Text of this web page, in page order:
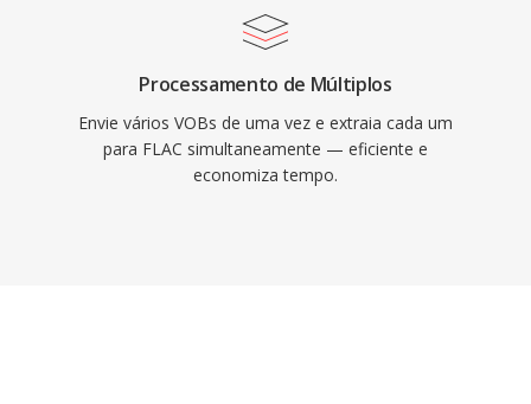
Processamento de Múltiplos
Envie vários VOBs de uma vez e extraia cada um
para FLAC simultaneamente — eficiente e
economiza tempo.